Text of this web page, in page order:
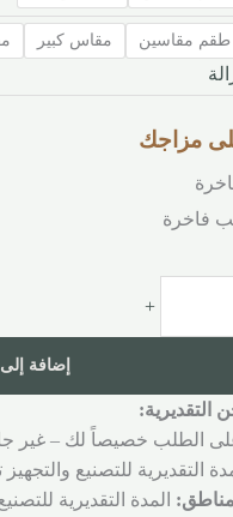
طقم مقاسين مقاس كبير
مزاجك
فاخرة
+
إضافة
التقديرية:
على الطلب خصيصاً لك – غير
التقديرية للتصنيع والتجهيز تصل
المدة التقديرية